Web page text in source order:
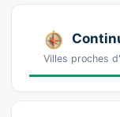
Villes proches